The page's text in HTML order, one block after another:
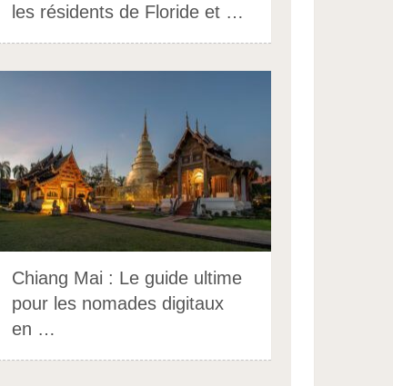
les résidents de Floride et …
Chiang Mai : Le guide ultime
pour les nomades digitaux
en …